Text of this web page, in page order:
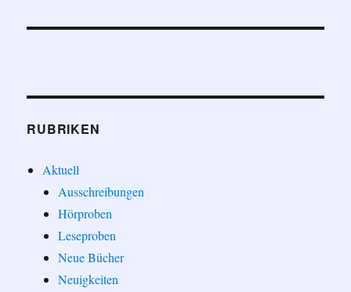
RUBRIKEN
Aktuell
Ausschreibungen
Hörproben
Leseproben
Neue Bücher
Neuigkeiten